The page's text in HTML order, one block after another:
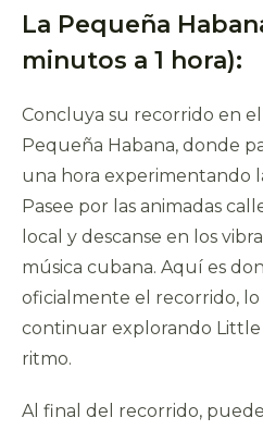
La Pequeña
minutos a 1 hora):
Concluya su recorrido en
Pequeña Habana, donde
una hora experimentando
Pasee por las animadas
local y descanse en los
música cubana. Aquí es
oficialmente el recorrido,
continuar explorando Little
ritmo.
Al final del recorrido,